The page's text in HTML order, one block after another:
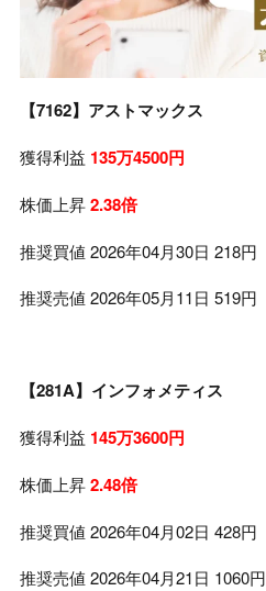
【7162】アストマックス
獲得利益 135万4500円
株価上昇2.38倍
推奨買値 2026年04月30日 218円
推奨売値 2026年05月11日 519円
【281A】インフォメティス
獲得利益 145万3600円
株価上昇2.48倍
推奨買値 2026年04月02日 428円
推奨売値 2026年04月21日 1060円